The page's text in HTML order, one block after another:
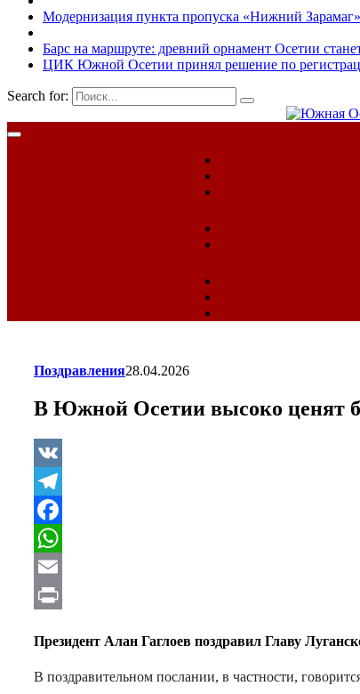
Модернизация пункта пропуска «Нижний Зарамаг»
Барс на маршруте: древний орнамент Осетии
ЦИК Южной Осетии принял решение по
Search for:
Поздравления28.04.2026
В Южной Осетии высоко ценят
VK
Telegram
Facebook
WhatsApp
Email
Президент Алан Гаглоев поздравил Главу
В поздравительном послании, в частности,